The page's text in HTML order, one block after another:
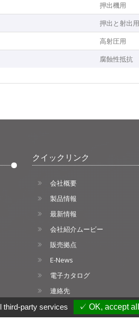
押出機用
押出と射出用
高射圧用
腐蝕性抵抗
クイックリンク
会社概要
製品情報
最新情報
会社紹介ムービー
販売拠点
E-News
電子カタログ
連絡先
ネットマップ
third-party services ✓ OK, accept